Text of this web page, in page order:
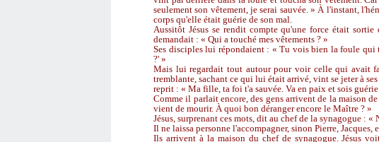
seulement son vêtement, je serai sauvée. » À l'instant,
corps qu'elle était guérie de son mal.
Aussitôt Jésus se rendit compte qu'une force était
demandait : « Qui a touché mes vêtements ? »
Ses disciples lui répondaient : « Tu vois bien la foule qui
?' »
Mais lui regardait tout autour pour voir celle qui avait
tremblante, sachant ce qui lui était arrivé, vint se jeter à
reprit : « Ma fille, ta foi t'a sauvée. Va en paix et sois
Comme il parlait encore, des gens arrivent de la maison
vient de mourir. À quoi bon déranger encore le Maître ? »
Jésus, surprenant ces mots, dit au chef de la synagogue : «
Il ne laissa personne l'accompagner, sinon Pierre, Jacques,
Ils arrivent à la maison du chef de synagogue. Jésus